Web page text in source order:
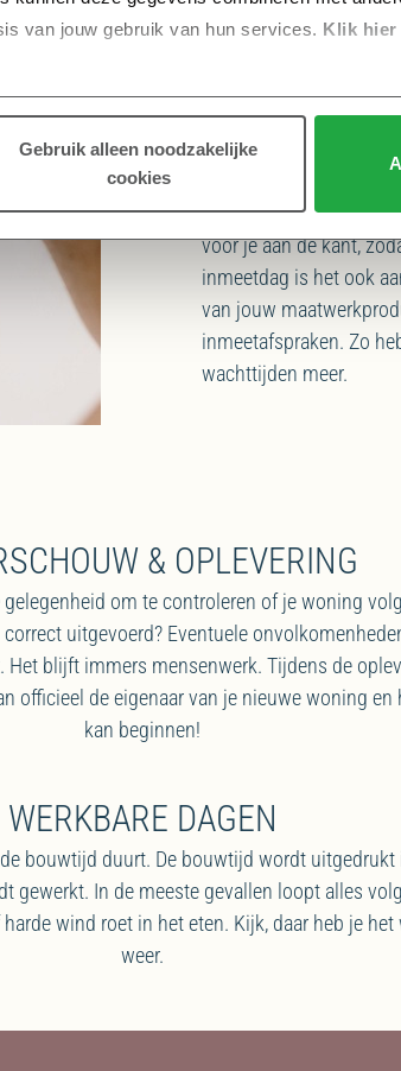
van jouw gebruik van hun services. Klik hier
Gebruik alleen noodzakelijke
cookies
INMEETDAG
Wil je exact weten hoe
het oog hebt? Of wil je
moet bestellen? De
voor je aan de kant,
inmeetdag is het ook
van jouw
inmeetafspraken. Zo
wachttijden meer.
& OPLEVERING
om te controleren of je woning
uitgevoerd? Eventuele
Het blijft immers mensenwerk. Tijdens de
officieel de eigenaar van je nieuwe woning en
kan beginnen!
WERKBARE DAGEN
bouwtijd duurt. De bouwtijd wordt uitgedrukt
gewerkt. In de meeste gevallen loopt alles
wind roet in het eten. Kijk, daar heb je het
weer.